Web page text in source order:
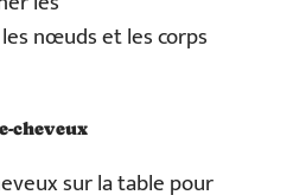
nœuds et les corps
cheveux
sur la table pour